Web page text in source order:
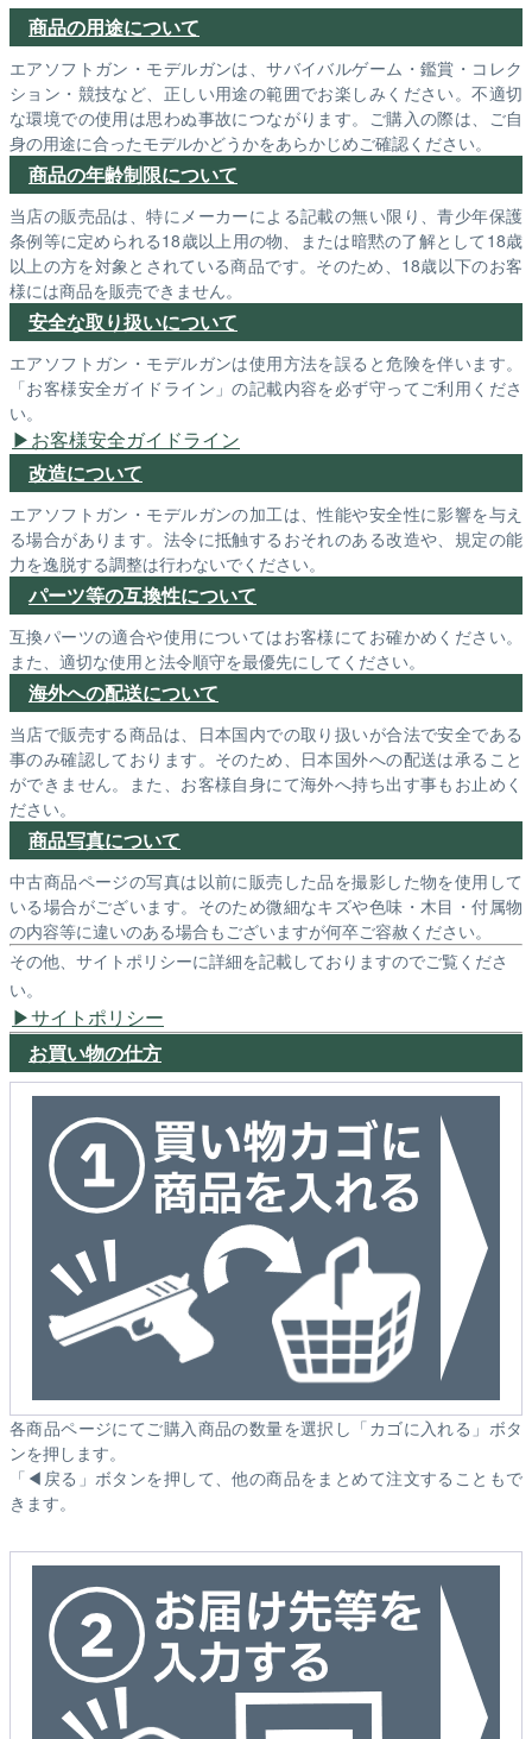
商品の用途について
エアソフトガン・モデルガンは、サバイバルゲーム・鑑賞・コレク
ション・競技など、正しい用途の範囲でお楽しみください。不適切
な環境での使用は思わぬ事故につながります。ご購入の際は、ご自
身の用途に合ったモデルかどうかをあらかじめご確認ください。
商品の年齢制限について
当店の販売品は、特にメーカーによる記載の無い限り、青少年保護
条例等に定められる18歳以上用の物、または暗黙の了解として18歳
以上の方を対象とされている商品です。そのため、18歳以下のお客
様には商品を販売できません。
安全な取り扱いについて
エアソフトガン・モデルガンは使用方法を誤ると危険を伴います。
「お客様安全ガイドライン」の記載内容を必ず守ってご利用くださ
い。
お客様安全ガイドライン
改造について
エアソフトガン・モデルガンの加工は、性能や安全性に影響を与え
る場合があります。法令に抵触するおそれのある改造や、規定の能
力を逸脱する調整は行わないでください。
パーツ等の互換性について
互換パーツの適合や使用についてはお客様にてお確かめください。
また、適切な使用と法令順守を最優先にしてください。
海外への配送について
当店で販売する商品は、日本国内での取り扱いが合法で安全である
事のみ確認しております。そのため、日本国外への配送は承ること
ができません。また、お客様自身にて海外へ持ち出す事もお止めく
ださい。
商品写真について
中古商品ページの写真は以前に販売した品を撮影した物を使用して
いる場合がございます。そのため微細なキズや色味・木目・付属物
の内容等に違いのある場合もございますが何卒ご容赦ください。
その他、サイトポリシーに詳細を記載しておりますのでご覧くださ
い。
サイトポリシー
お買い物の仕方
各商品ページにてご購入商品の数量を選択し「カゴに入れる」ボタ
ンを押します。
「◀戻る」ボタンを押して、他の商品をまとめて注文することもで
きます。